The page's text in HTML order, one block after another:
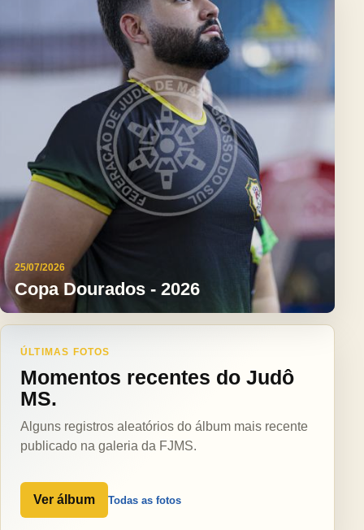
25/07/2026
Copa Dourados - 2026
ÚLTIMAS FOTOS
Momentos recentes do Judô
MS.
Alguns registros aleatórios do álbum mais recente
publicado na galeria da FJMS.
Ver álbum Todas as fotos